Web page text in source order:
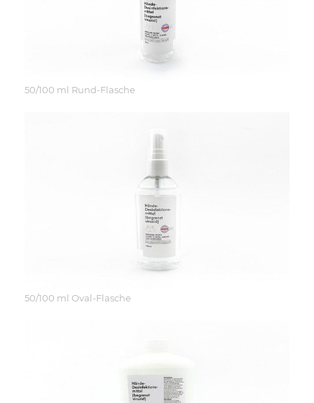
50/100 ml Rund-Flasche
50/100 ml Oval-Flasche